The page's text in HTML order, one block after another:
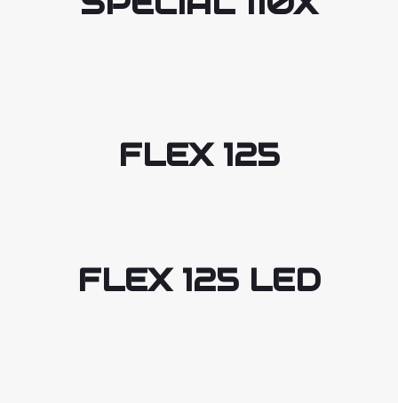
FLEX 125
FLEX 125 LED